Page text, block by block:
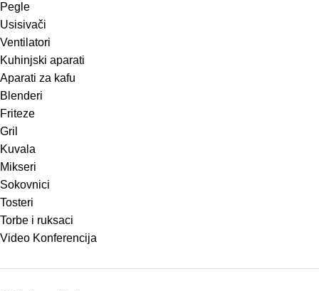
Pegle
Usisivači
Ventilatori
Kuhinjski aparati
Aparati za kafu
Blenderi
Friteze
Gril
Kuvala
Mikseri
Sokovnici
Tosteri
Torbe i ruksaci
Video Konferencija